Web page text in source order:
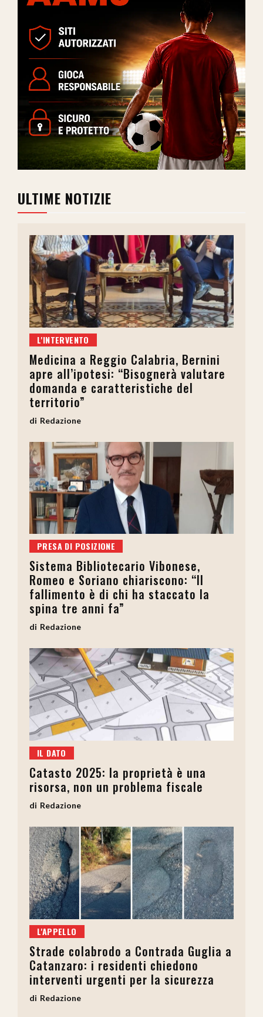
ULTIME NOTIZIE
L'INTERVENTO
Medicina a Reggio Calabria, Bernini
apre all’ipotesi: “Bisognerà valutare
domanda e caratteristiche del
territorio”
Redazione
PRESA DI POSIZIONE
Sistema Bibliotecario Vibonese,
Romeo e Soriano chiariscono: “Il
fallimento è di chi ha staccato la
spina tre anni fa”
Redazione
IL DATO
Catasto 2025: la proprietà è una
risorsa, non un problema fiscale
Redazione
L'APPELLO
Strade colabrodo a Contrada Guglia a
Catanzaro: i residenti chiedono
interventi urgenti per la sicurezza
Redazione